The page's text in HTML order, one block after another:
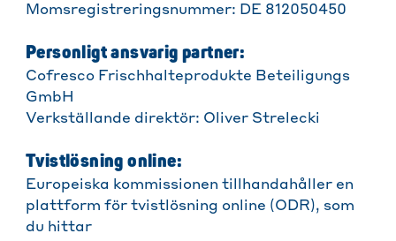
Momsregistreringsnummer: DE 812050450
Personligt ansvarig partner:
Cofresco Frischhalteprodukte Beteiligungs
GmbH
Verkställande direktör: Oliver Strelecki
Tvistlösning online:
Europeiska kommissionen tillhandahåller en
plattform för tvistlösning online (ODR), som
du hittar